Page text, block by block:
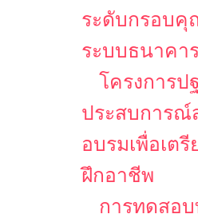
ระดับกรอบคุ
ระบบธนาคา
โครงการ
ประสบการณ์
อบรมเพื่อเต
ฝึกอาชีพ
การทดสอบ